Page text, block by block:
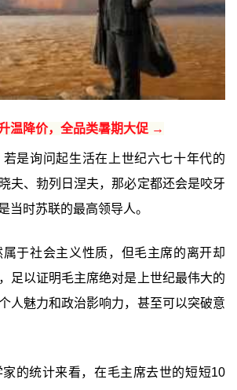
温降价，全品类暑期大促 →
是询问起生活在上世纪六七十年代的
夫、勃列日涅夫，那必定都还会是咬牙
当时苏联的最高领导人。
属于社会主义性质，但毛主席的离开却
足以证明毛主席绝对是上世纪最伟大的
人魅力和政治影响力，甚至可以突破意
的统计来看，在毛主席去世的短短10